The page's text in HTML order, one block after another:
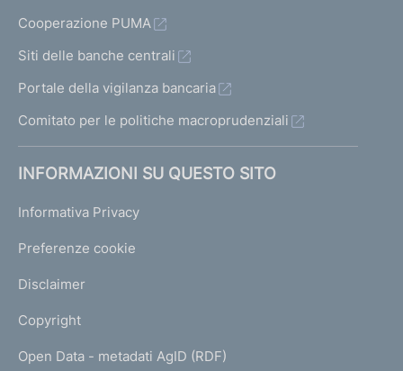
Cooperazione PUMA
Siti delle banche centrali
Portale della vigilanza bancaria
Comitato per le politiche macroprudenziali
INFORMAZIONI SU QUESTO SITO
Informativa Privacy
Preferenze cookie
Disclaimer
Copyright
Open Data - metadati AgID (RDF)